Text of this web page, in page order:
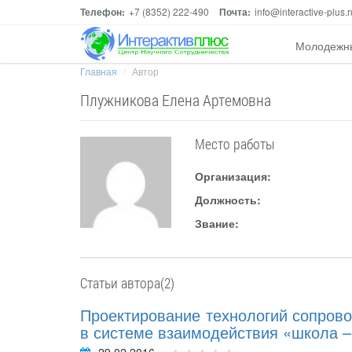
Телефон: +7 (8352) 222-490 Почта: info@interactive-
Главная Автор
Плужникова Елена Артемовна
Место работы
Организация:
Должность:
Звание:
Статьи автора(2)
Проектирование технологий
в системе взаимодействия «школа